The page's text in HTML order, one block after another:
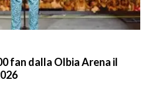
fan dalla Olbia Arena il